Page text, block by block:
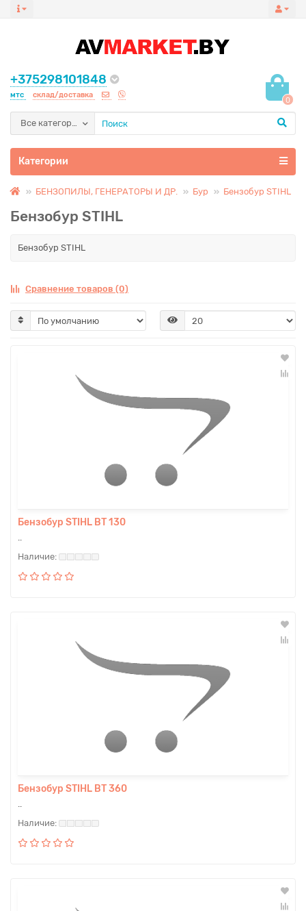
+375298101848
мтс склад/доставка
0
Все категории
Категории
БЕНЗОПИЛЫ, ГЕНЕРАТОРЫ И ДР. Бур Бензобур STIHL
Бензобур STIHL
Бензобур STIHL
Сравнение товаров (0)
Бензобур STIHL BT 130
..
Бензобур STIHL BT 360
..